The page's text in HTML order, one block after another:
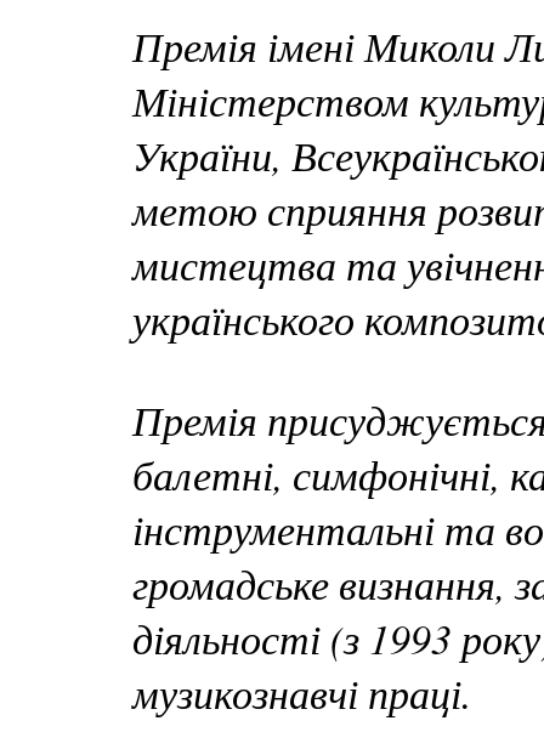
Премія імені Миколи
Міністерством
України,
метою сприяння
мистецтва та
українського
Премія
балетні, симфонічні,
інструментальні та
громадське визнання,
діяльності (з 1993
музикознавчі праці.